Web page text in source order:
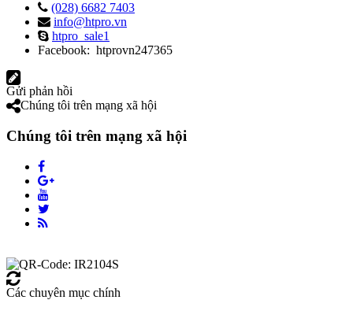
(028) 6682 7403
info@htpro.vn
htpro_sale1
Facebook: htprovn247365
Gửi phản hồi
Chúng tôi trên mạng xã hội
Chúng tôi trên mạng xã hội
Các chuyên mục chính